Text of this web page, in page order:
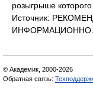
розыгрыше которого
Источник:
© Академик, 2000-2026
Обратная связь: